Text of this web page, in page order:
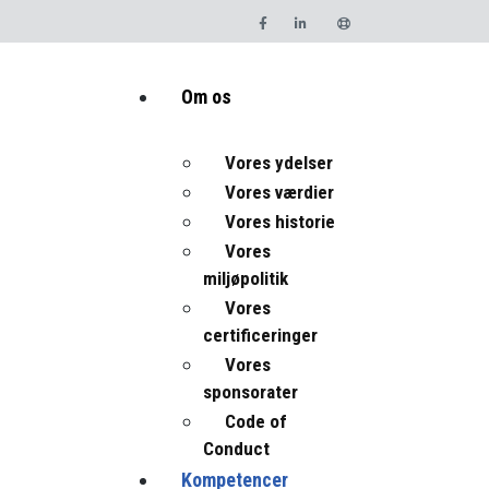
Om os
Vores ydelser
Vores værdier
Vores historie
Vores
miljøpolitik
Vores
certificeringer
Vores
sponsorater
Code of
Conduct
Kompetencer